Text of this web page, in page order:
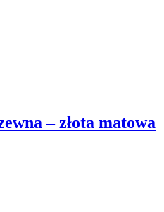
– złota matowa